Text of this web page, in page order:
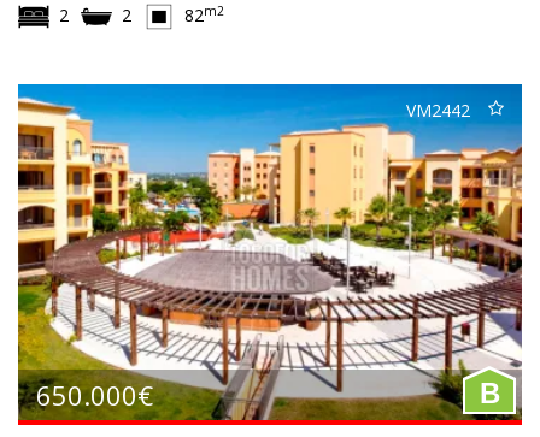
2 2 82m2
VM2442
650.000€ B